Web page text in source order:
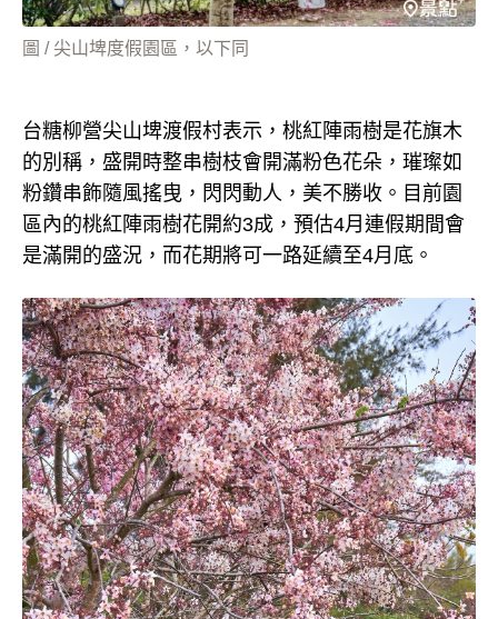
圖 / 尖山埤度假園區，以下同
台糖柳營尖山埤渡假村表示，桃紅陣雨樹是花旗木
的別稱，盛開時整串樹枝會開滿粉色花朵，璀璨如
粉鑽串飾隨風搖曳，閃閃動人，美不勝收。目前園
區內的桃紅陣雨樹花開約3成，預估4月連假期間會
是滿開的盛況，而花期將可一路延續至4月底。